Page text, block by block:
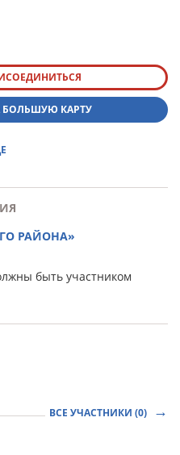
БОЛЬШУЮ КАРТУ
РАЙОНА»
быть участником
ВСЕ УЧАСТНИКИ (0)